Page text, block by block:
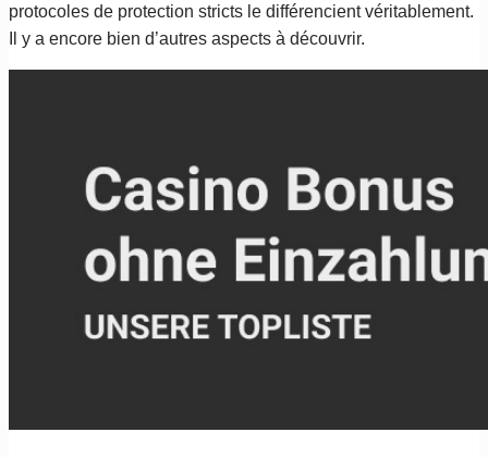
protocoles de protection stricts le différencient véritablement.
Il y a encore bien d’autres aspects à découvrir.